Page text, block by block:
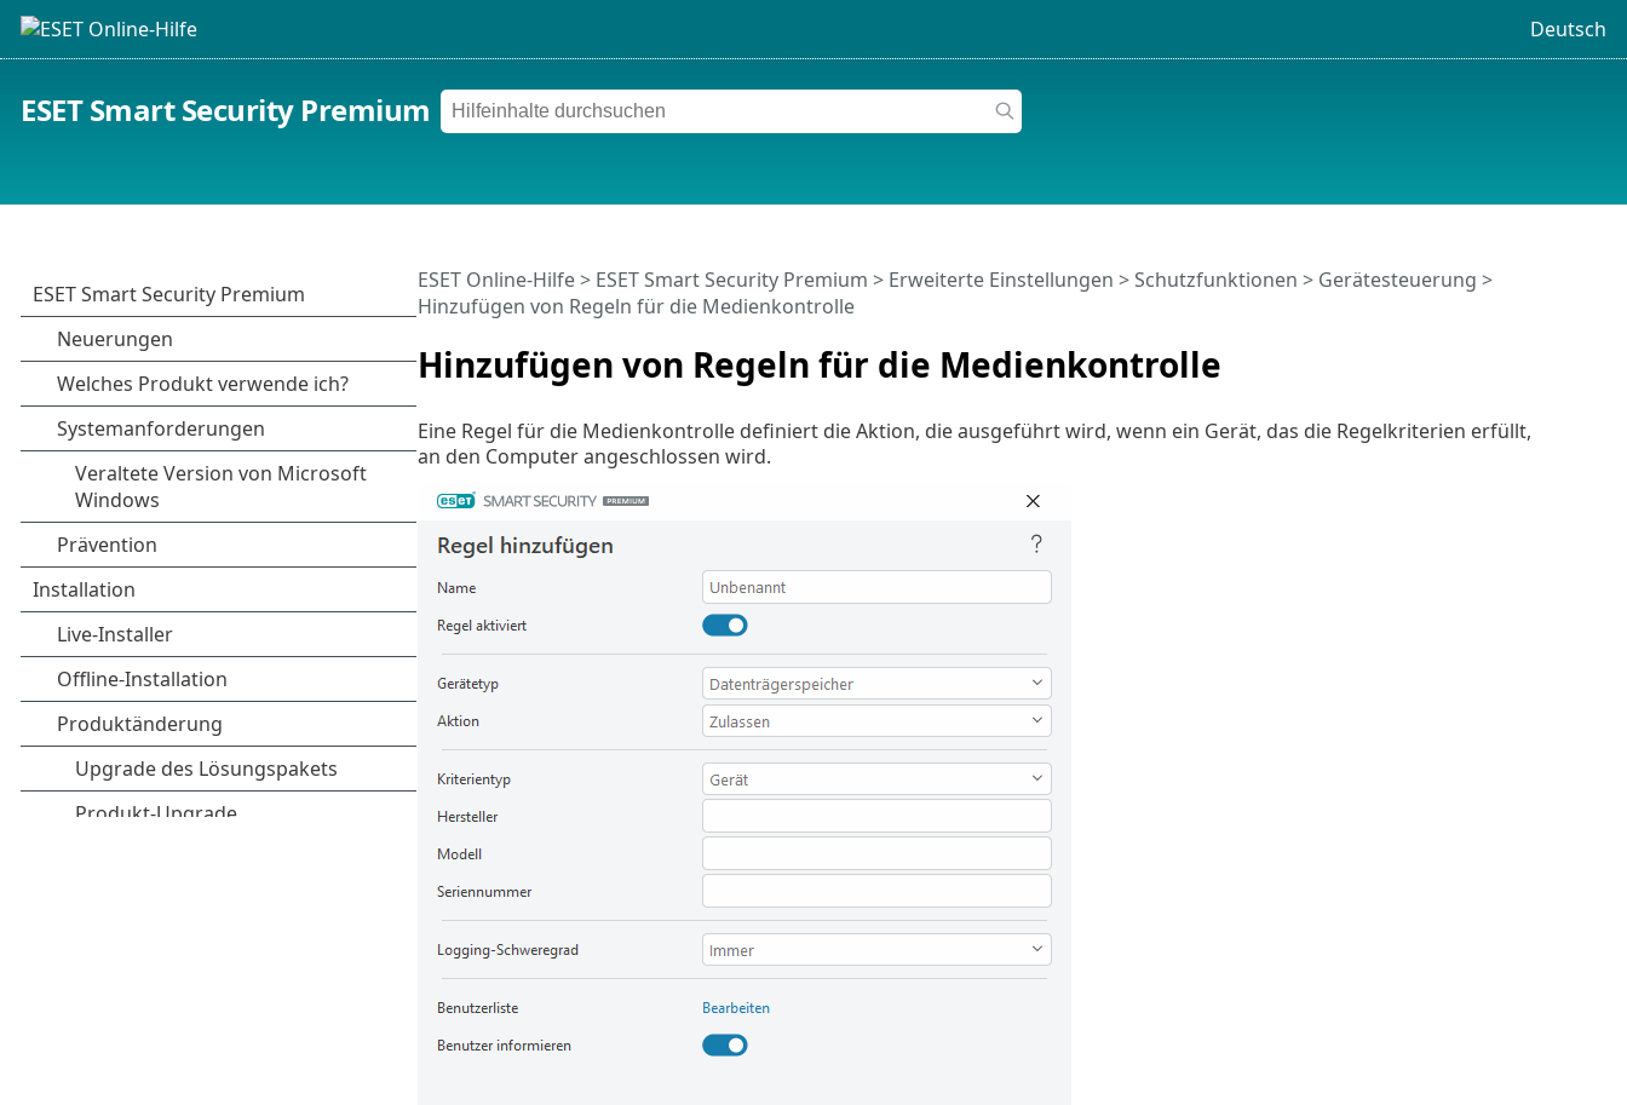
Deutsch
ESET Smart Security Premium
Hinzufügen von Regeln für die Medienkontrolle
ESET Online-Hilfe> ESET Smart Security Premium > Erweiterte Einstellungen >Schutzfunktionen > Gerätesteuerung >
Hinzufügen von Regeln für die Medienkontrolle
Eine Regel für die Medienkontrolle definiert die Aktion, die ausgeführt wird, wenn ein Gerät, das die Regelkriterien erfüllt,
an den Computer angeschlossen wird.